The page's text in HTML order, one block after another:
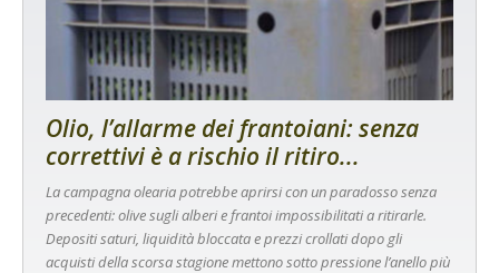
Olio, l’allarme dei frantoiani: senza
correttivi è a rischio il ritiro...
La campagna olearia potrebbe aprirsi con un paradosso senza
precedenti: olive sugli alberi e frantoi impossibilitati a ritirarle.
Depositi saturi, liquidità bloccata e prezzi crollati dopo gli
acquisti della scorsa stagione mettono sotto pressione l’anello più